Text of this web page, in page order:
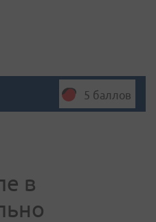
5 баллов
в